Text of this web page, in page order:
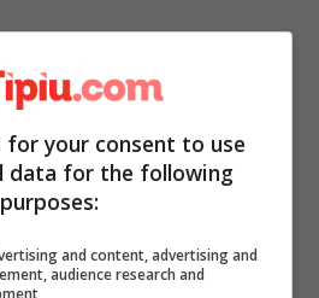
for your consent to use
data for the following
purposes:
and content, advertising and
audience research and